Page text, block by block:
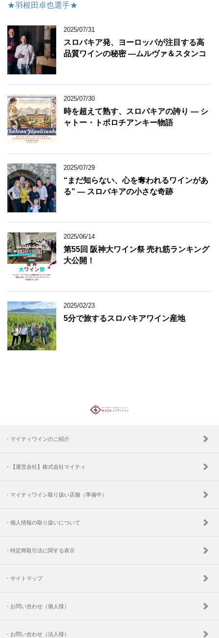
★羽根田卓也選手★
2025/07/31
スロバキア発、ヨーロッパが注目する高
品質ワインの秘密 ―ムルヴァ＆スタンコ
2025/07/30
時を超えて熟す、スロバキアの誇り ― シ
ャトー・トポロチアンキー物語
2025/07/29
“まだ知らない、心を奪われるワインがあ
る” ― スロバキアの小さな奇跡
2025/06/14
第55回 阪神大ワイン祭 売れ筋ランキング
大公開！
2025/02/23
5分で旅するスロバキアワイン産地
・マイティワインのご紹介
・【運営会社】株式会社マイティ
・マイティワイン取り扱い店舗（準備中）
・個人情報の取り扱いについて
・特定商取引法に関する表示
・サイトマップ
・お問い合わせ（個人様）
・お問い合わせ（法人様）